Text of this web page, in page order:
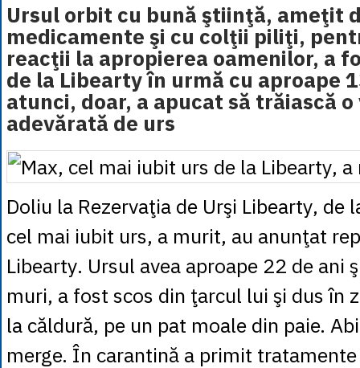
1 KRW= 0.3047
1 MDL
= 0.2538
1 MXN= 0.2227
1 NOK= 0.4191
= 2.6097
1 PLN= 1.1646
1 RSD= 0.0425
1 UAH
= 0.1048
1 XDR= 5.9383
Ursul orbit cu bună ştiinţă, ameţit
medicamente şi cu colţii piliţi,
reacţii la apropierea oamenilor, a
de la Libearty în urmă cu aproape
atunci, doar, a apucat să trăiască
adevărată de urs
Doliu la Rezervaţia de Urşi Libearty, de
cel mai iubit urs, a murit, au anunţat
Libearty. Ursul avea aproape 22 de ani
muri, a fost scos din ţarcul lui şi dus în
la căldură, pe un pat moale din paie.
merge. În carantină a primit